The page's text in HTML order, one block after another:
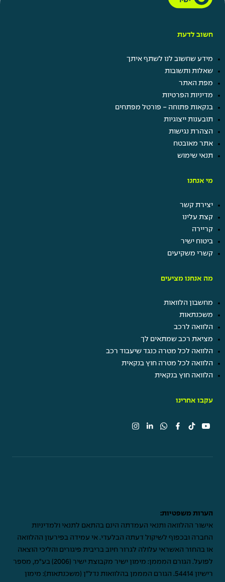
חשוב לדעת
מידע שחשוב לנו לשתף איתך
שאלות ותשובות
מפת האתר
מדיניות הפרטיות
בנקאות פתוחה - פורטל מפתחים
תובענות ייצוגיות
הצהרת נגישות
אתר מאובטח
תנאי שימוש
מי אנחנו
יצירת קשר
קצת עלינו
קריירה
ביטוח ישיר
קשרי משקיעים
מה אנחנו מציעים
מחשבון הלוואות
משכנתאות
הלוואה לרכב
מציאת רכב שמתאים לך
הלוואה לכל מטרה כנגד שיעבוד רכב
הלוואה לכל מטרה חוץ בנקאית
הלוואה חוץ בנקאית
עקבו אחרינו
הערות משפטיות:
אישור ההלוואה ותנאי העמדתה הינם בהתאם לתנאי ולמדיניות
החברה ובכפוף לשיקול דעתה הבלעדי. אי עמידה בפירעון ההלוואה
או בהחזר האשראי עלולה לגרור חיוב בריבית פיגורים והליכי הוצאה
לפועל. הגורם המממן: מימון ישיר מקבוצת ישיר (2006) בע"מ, מספר
רישיון 54414. הגורם המממן בהלוואות נדל"ן (משכנתאות): מימון